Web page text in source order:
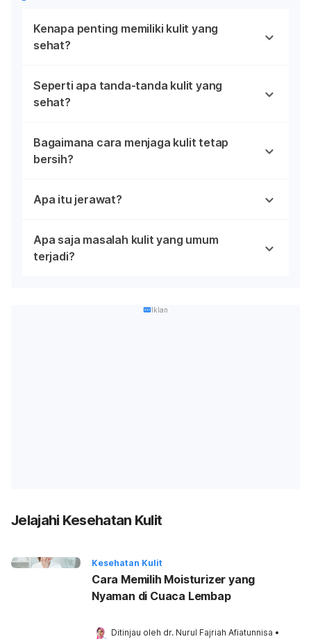
Kenapa penting memiliki kulit yang
sehat?
Seperti apa tanda-tanda kulit yang
sehat?
Bagaimana cara menjaga kulit tetap
bersih?
Apa itu jerawat?
Apa saja masalah kulit yang umum
terjadi?
Iklan
Jelajahi Kesehatan Kulit
Kesehatan Kulit
Cara Memilih Moisturizer yang
Nyaman di Cuaca Lembap
Ditinjau oleh dr. Nurul Fajriah Afiatunnisa •